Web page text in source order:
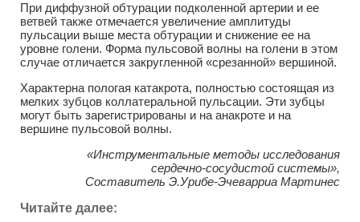
При диффузной обтурации подколенной артерии и ее
ветвей также отмечается увеличение амплитуды
пульсации выше места обтурации и снижение ее на
уровне голени. Форма пульсовой волны на голени в этом
случае отличается закругленной «срезанной» вершиной.
Характерна пологая катакрота, полностью состоящая из
мелких зубцов коллатеральной пульсации. Эти зубцы
могут быть зарегистрированы и на анакроте и на
вершине пульсовой волны.
«Инструментальные методы исследования
сердечно-сосудистой системы»,
Составитель Э.Урибе-Эчеварриа Мартинес
Читайте далее: